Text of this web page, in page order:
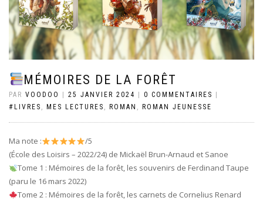
MÉMOIRES DE LA FORÊT
PAR VOODOO 25 JANVIER 2024 0 COMMENTAIRES
#LIVRES , MES LECTURES , ROMAN , ROMAN JEUNESSE
Ma note :
/5
(École des Loisirs – 2022/24) de Mickaël Brun-Arnaud et Sanoe
Tome 1 : Mémoires de la forêt, les souvenirs de Ferdinand Taupe
(paru le 16 mars 2022)
Tome 2 : Mémoires de la forêt, les carnets de Cornelius Renard